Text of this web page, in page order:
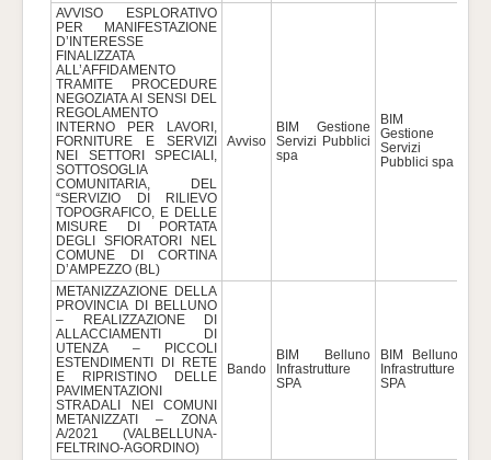
AVVISO ESPLORATIVO
PER MANIFESTAZIONE
D’INTERESSE
FINALIZZATA
ALL’AFFIDAMENTO
TRAMITE PROCEDURE
NEGOZIATA AI SENSI DEL
REGOLAMENTO
INTERNO PER LAVORI,
FORNITURE E SERVIZI
NEI SETTORI SPECIALI,
SOTTOSOGLIA
COMUNITARIA, DEL
“SERVIZIO DI RILIEVO
TOPOGRAFICO, E DELLE
MISURE DI PORTATA
DEGLI SFIORATORI NEL
COMUNE DI CORTINA
D’AMPEZZO (BL)
Avviso
BIM Gestione
Servizi Pubblici
spa
BIM
Gestione
Servizi
Pubblici spa
METANIZZAZIONE DELLA
PROVINCIA DI BELLUNO
– REALIZZAZIONE DI
ALLACCIAMENTI DI
UTENZA – PICCOLI
ESTENDIMENTI DI RETE
E RIPRISTINO DELLE
PAVIMENTAZIONI
STRADALI NEI COMUNI
METANIZZATI – ZONA
A/2021 (VALBELLUNA-
FELTRINO-AGORDINO)
Bando
BIM Belluno
Infrastrutture
SPA
BIM Belluno
Infrastrutture
SPA